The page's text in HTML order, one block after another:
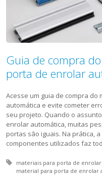
Guia de compra
porta de enrolar
Acesse um guia de compra
automática e evite cometer
seu projeto. Quando o
enrolar automática, muitas
portas são iguais. Na prática,
componentes utilizados faz
Tagged with:
materiais para porta de
material para porta de enrolar